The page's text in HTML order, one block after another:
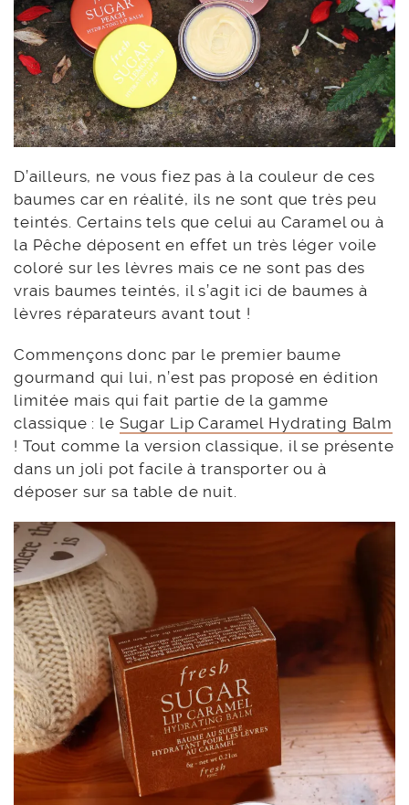
D’ailleurs, ne vous fiez pas à la couleur de ces
baumes car en réalité, ils ne sont que très peu
teintés. Certains tels que celui au Caramel ou à
la Pêche déposent en effet un très léger voile
coloré sur les lèvres mais ce ne sont pas des
vrais baumes teintés, il s’agit ici de baumes à
lèvres réparateurs avant tout !
Commençons donc par le premier baume
gourmand qui lui, n’est pas proposé en édition
limitée mais qui fait partie de la gamme
classique : le Sugar Lip Caramel Hydrating Balm
! Tout comme la version classique, il se présente
dans un joli pot facile à transporter ou à
déposer sur sa table de nuit.